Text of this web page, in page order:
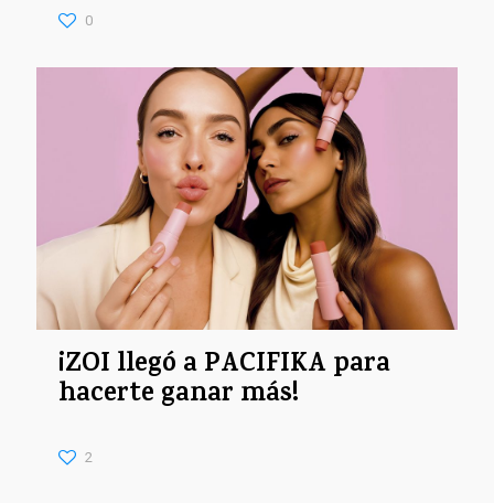
0
¡ZOI llegó a PACIFIKA para
hacerte ganar más!
2